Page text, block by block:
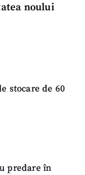
noului
stocare de 60
predare în